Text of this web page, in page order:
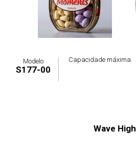
Modelo
S177-00
Capacidade máxima
Wave High